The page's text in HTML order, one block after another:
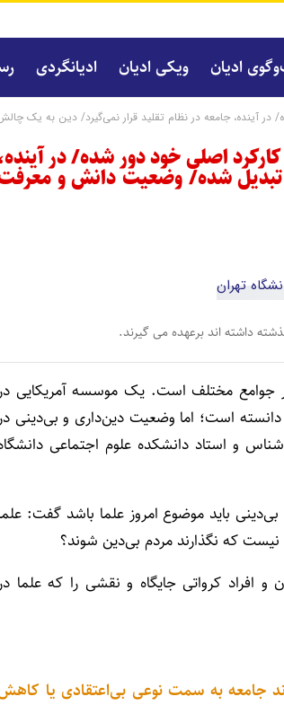
ادیان ویکی ادیان ادیانگردی
در آینده، جامعه در نظام تقلید قرار نمی‌گیرد/ دین
اصلی خود دور شده/ در
تبدیل شده/ وضعیت دانش و
داشته اند برعهده می گیرند.
جوامع مختلف است. یک موسسه آمریکایی در
است؛ اما وضعیت دین‌داری و بی‌دینی در
و استاد دانشکده علوم اجتماعی
باید موضوع امروز علما باشد گفت:
نیست که نگذارند مردم بی‌دین شوند؟
افراد کرواتی جایگاه و نقشی را که علما در
جامعه به سمت نوعی بی‌اعتقادی یا